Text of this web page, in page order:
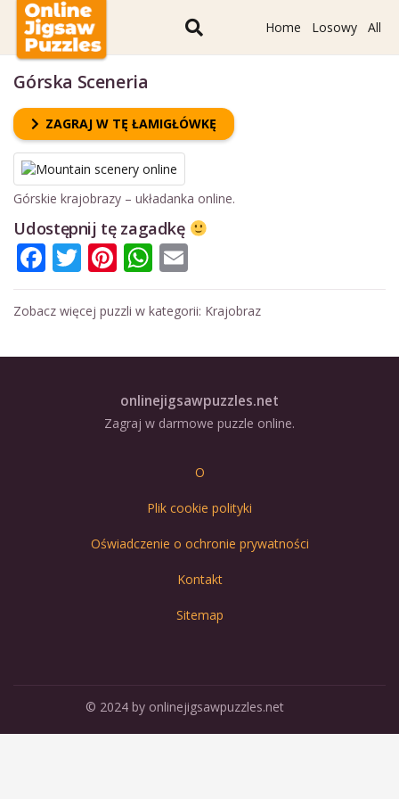
Home Losowy All
Górska Sceneria
ZAGRAJ W TĘ ŁAMIGŁÓWKĘ
Górskie krajobrazy – układanka online.
Udostępnij tę zagadkę
Facebook
Twitter
Pinterest
WhatsApp
Zobacz więcej puzzli w kategorii: Krajobraz
onlinejigsawpuzzles.net
Zagraj w darmowe puzzle online.
O
Plik cookie polityki
Oświadczenie o ochronie prywatności
Kontakt
Sitemap
© 2024 by onlinejigsawpuzzles.net